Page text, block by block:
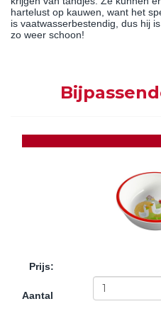
hartelust op kauwen, want het
is vaatwasserbestendig, dus hij
zo weer schoon!
Prijs:
Aantal